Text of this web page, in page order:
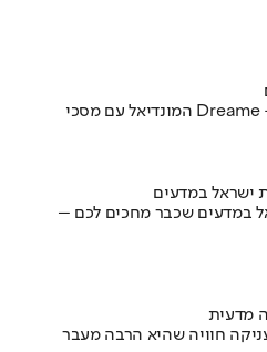
ישראל במדעים
במדעים שכבר מחכים לכם –
מדעית
חוויה שהיא הרבה מעבר